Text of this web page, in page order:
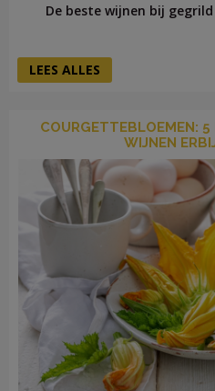
De beste wijnen bij
LEES ALLES
COURGETTEBLOEMEN: 5
WIJNEN